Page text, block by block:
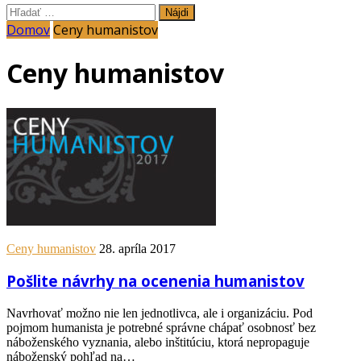
Hľadať:
DomovCeny humanistov
Ceny humanistov
Ceny humanistov 28. apríla 2017
Pošlite návrhy na ocenenia humanistov
Navrhovať možno nie len jednotlivca, ale i organizáciu. Pod
pojmom humanista je potrebné správne chápať osobnosť bez
náboženského vyznania, alebo inštitúciu, ktorá nepropaguje
náboženský pohľad na…